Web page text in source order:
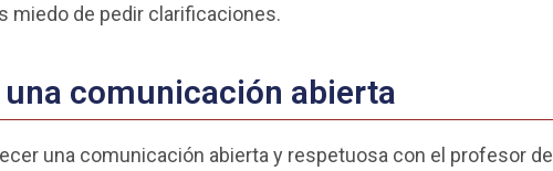
miedo de pedir clarificaciones.
una comunicación abierta
una comunicación abierta y respetuosa con el profesor de